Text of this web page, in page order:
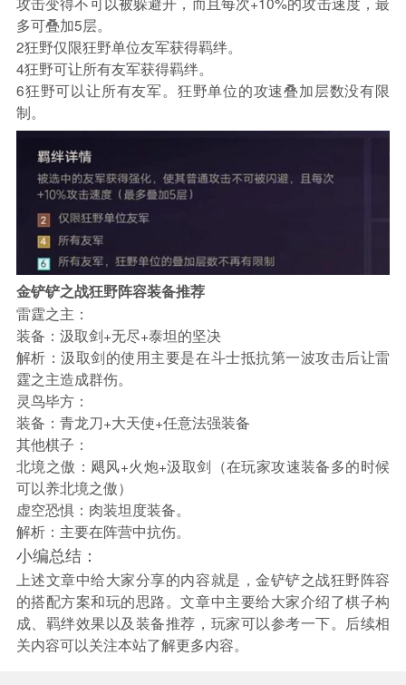
多可叠加5层。
2狂野仅限狂野单位友军获得羁绊。
4狂野可让所有友军获得羁绊。
6狂野可以让所有友军。狂野单位的攻速叠加层数没有限
制。
金铲铲之战狂野阵容装备推荐
雷霆之主：
装备：汲取剑+无尽+泰坦的坚决
解析：汲取剑的使用主要是在斗士抵抗第一波攻击后让雷
霆之主造成群伤。
灵鸟毕方：
装备：青龙刀+大天使+任意法强装备
其他棋子：
北境之傲：飓风+火炮+汲取剑（在玩家攻速装备多的时候
可以养北境之傲）
虚空恐惧：肉装坦度装备。
解析：主要在阵营中抗伤。
小编总结：
上述文章中给大家分享的内容就是，金铲铲之战狂野阵容
的搭配方案和玩的思路。文章中主要给大家介绍了棋子构
成、羁绊效果以及装备推荐，玩家可以参考一下。后续相
关内容可以关注本站了解更多内容。